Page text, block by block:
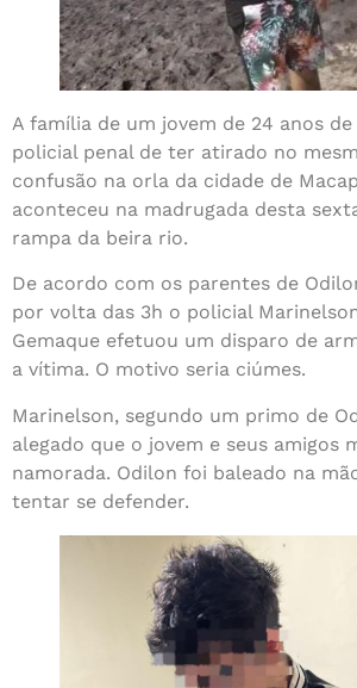
A família de um jovem de 24 anos
policial penal de ter atirado no
confusão na orla da cidade de
aconteceu na madrugada desta
rampa da beira rio.
De acordo com os parentes de
por volta das 3h o policial
Gemaque efetuou um disparo de
a vítima. O motivo seria ciúmes.
Marinelson, segundo um primo de
alegado que o jovem e seus amigos
namorada. Odilon foi baleado na
tentar se defender.